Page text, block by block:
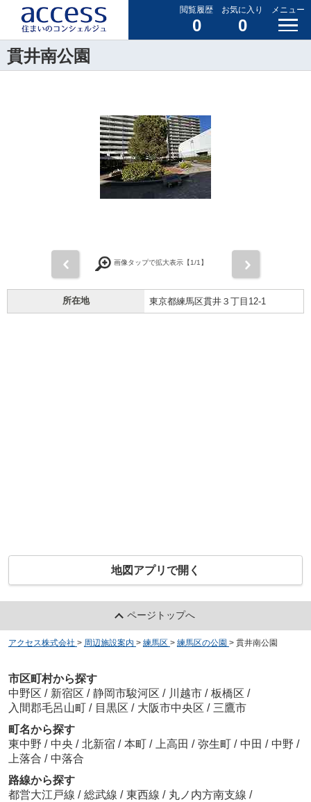
閲覧履歴
0
お気に入り
0
メニュー
貫井南公園
画像タップで拡大表示【1/1】
所在地 東京都練馬区貫井３丁目12-1
地図アプリで開く
ページトップへ
アクセス株式会社 > 周辺施設案内 > 練馬区 > 練馬区の公園 > 貫井南公園
市区町村から探す
中野区 / 新宿区 / 静岡市駿河区 / 川越市 / 板橋区 /
入間郡毛呂山町 / 目黒区 / 大阪市中央区 / 三鷹市
町名から探す
東中野 / 中央 / 北新宿 / 本町 / 上高田 / 弥生町 / 中田 / 中野 /
上落合 / 中落合
路線から探す
都営大江戸線 / 総武線 / 東西線 / 丸ノ内方南支線 /